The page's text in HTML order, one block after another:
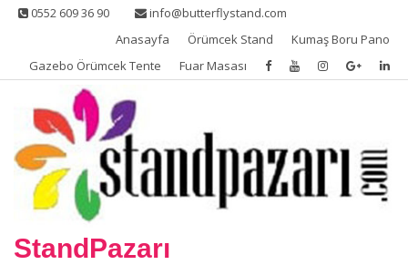
Skip 0552 609 36 90
info@butterflystand.com
Anasayfa
Örümcek Stand
Kumaş Boru Pano
Gazebo Örümcek Tente
Fuar Masası
StandPazarı